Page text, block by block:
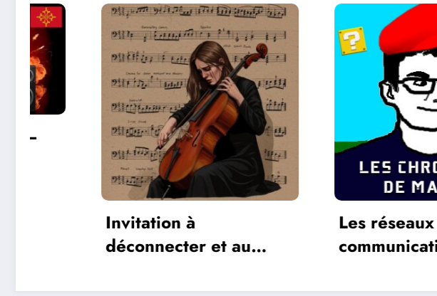
Invitation à
déconnecter et au
Les réseaux de
communication entre